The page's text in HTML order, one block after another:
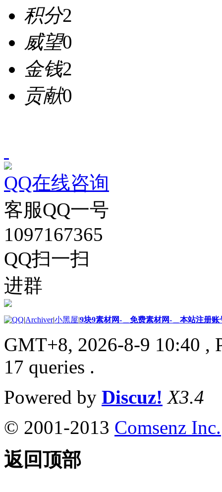
积分2
威望0
金钱2
贡献0
QQ在线咨询
客服QQ一号
1097167365
QQ扫一扫
进群
|Archiver|小黑屋|9块9素材网-＿免费素材网-＿本站注册账
GMT+8, 2026-8-9 10:40 ,
17 queries .
Powered by Discuz! X3.4
© 2001-2013 Comsenz Inc.
返回顶部